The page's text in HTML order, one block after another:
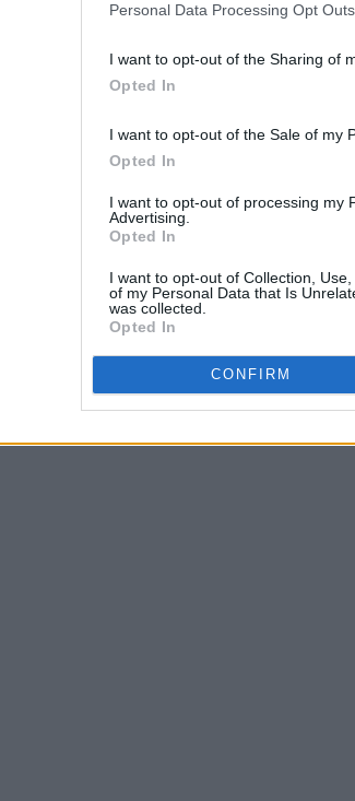
Personal Data Processing Opt Outs
I want to opt-out of the Sharing of
Opted In
I want to opt-out of the Sale of my
Opted In
I want to opt-out of processing my
Advertising.
Opted In
I want to opt-out of Collection,
of my Personal Data that Is
was collected.
Opted In
CONFIRM